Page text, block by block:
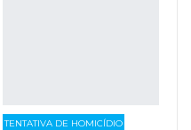
TENTATIVA DE HOMICÍDIO